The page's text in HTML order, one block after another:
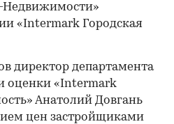
Недвижимости»
«Intermark Городская
директор департамента
оценки «Intermark
Анатолий Довгань
цен застройщиками